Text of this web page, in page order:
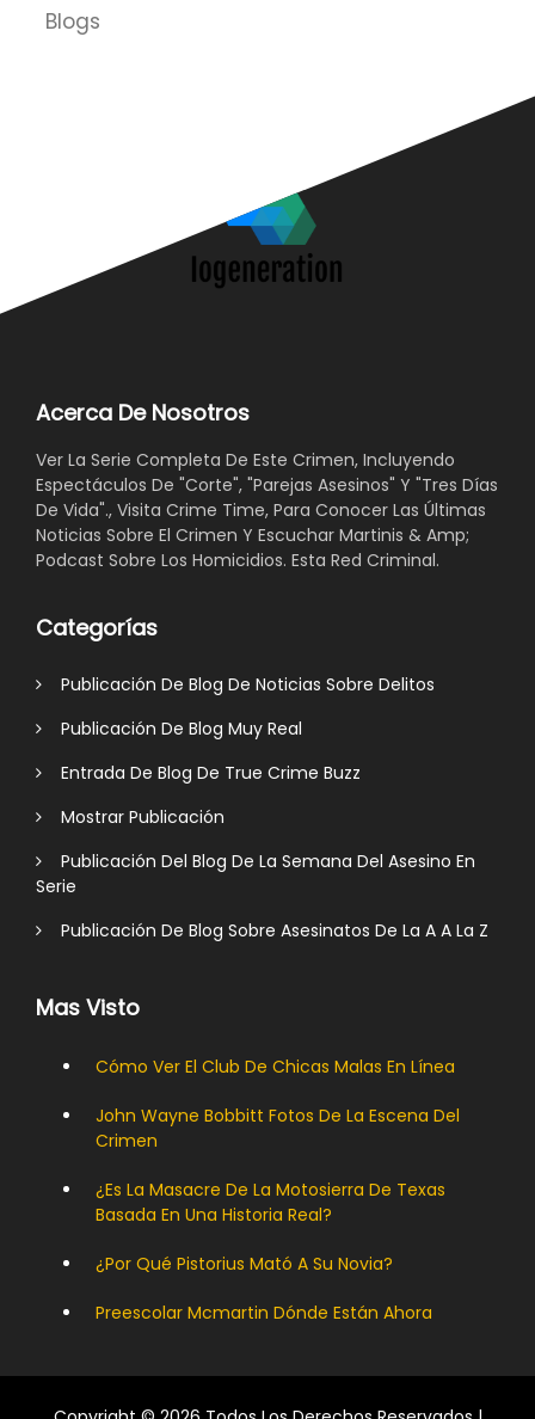
Blogs
Acerca De Nosotros
Ver La Serie Completa De Este Crimen, Incluyendo
Espectáculos De "Corte", "Parejas Asesinos" Y "Tres Días
De Vida"., Visita Crime Time, Para Conocer Las Últimas
Noticias Sobre El Crimen Y Escuchar Martinis & Amp;
Podcast Sobre Los Homicidios. Esta Red Criminal.
Categorías
Publicación De Blog De Noticias Sobre Delitos
Publicación De Blog Muy Real
Entrada De Blog De True Crime Buzz
Mostrar Publicación
Publicación Del Blog De La Semana Del Asesino En
Serie
Publicación De Blog Sobre Asesinatos De La A A La Z
Mas Visto
Cómo Ver El Club De Chicas Malas En Línea
John Wayne Bobbitt Fotos De La Escena Del
Crimen
¿Es La Masacre De La Motosierra De Texas
Basada En Una Historia Real?
¿Por Qué Pistorius Mató A Su Novia?
Preescolar Mcmartin Dónde Están Ahora